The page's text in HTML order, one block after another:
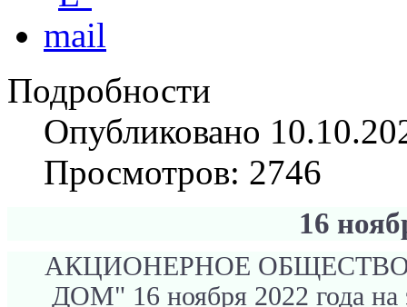
Подробности
Опубликовано
Просмотров: 2746
16
АКЦИОНЕРНОЕ
ДОМ" 16 ноября 2022 года